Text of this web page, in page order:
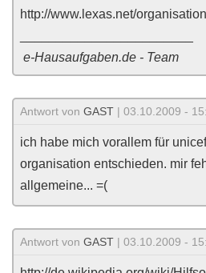
http://www.lexas.net/
e-Hausaufgaben.de - Team
Antwort von GAST | 03.10.2009 -
ich habe mich vorallem für
organisation entschieden. mir
allgemeine... =(
Antwort von GAST | 03.10.2009 -